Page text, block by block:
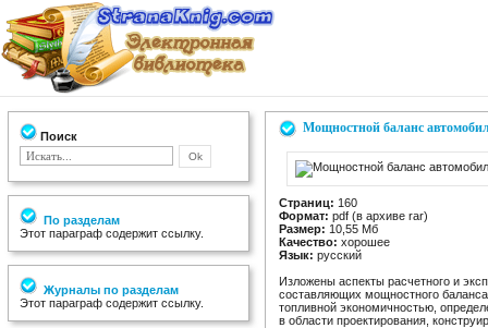
Поиск
По разделам
Этот параграф содержит ссылку.
Журналы по разделам
Этот параграф содержит ссылку.
Мощностной баланс
Страниц: 160
Формат: pdf (в архиве rar)
Размер: 10,55 Мб
Качество: хорошее
Язык: русский
Изложены аспекты расчетного и
составляющих мощностного
топливной экономичностью,
в области проектирования,